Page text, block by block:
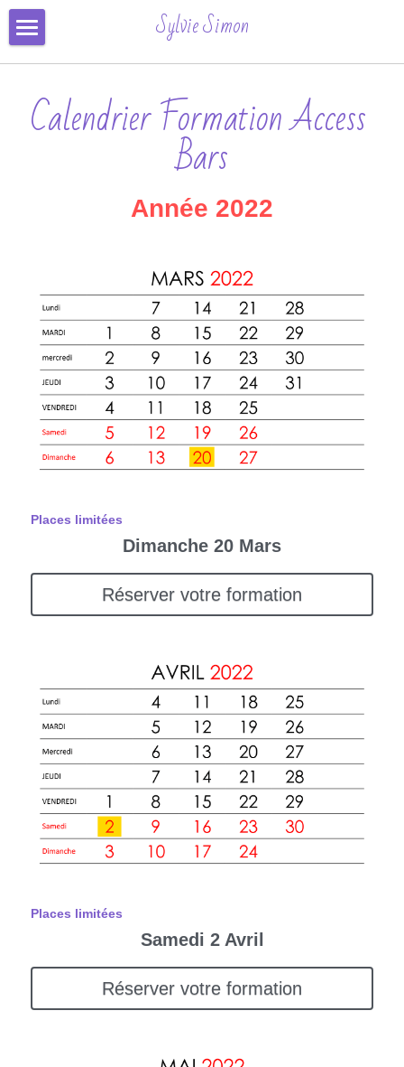
Sylvie Simon
Formation & Inscription
Séances
Inscription Ligne
S'inscrire
Rechercher
Calendrier Formation Access
Bars
Année 2022
Places limitées
Dimanche 20 Mars
Réserver votre formation
Places limitées
Samedi 2 Avril
Réserver votre formation
CATÉGORIES DE BLOG
Automne